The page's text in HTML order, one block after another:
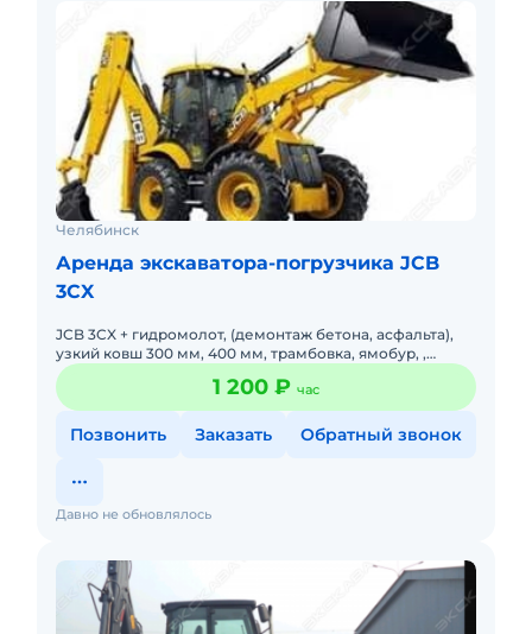
Челябинск
Аренда экскаватора-погрузчика JCB
3CX
JCB 3CX + гидромолот, (демонтаж бетона, асфальта),
узкий ковш 300 мм, 400 мм, трамбовка, ямобур, ,
трамбовка. Минимальный заказ от 3-4 ч. От 1200 р/ч.
Все виды
1 200 ₽ час
Позвонить Заказать Обратный звонок
Давно не обновлялось